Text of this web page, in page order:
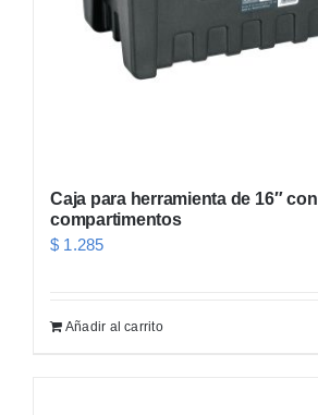
Caja para herramienta de 16″ con
compartimentos
$ 1.285
Añadir al carrito